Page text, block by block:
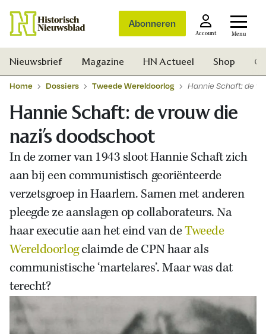
Abonneren
Account Menu
Zoek
Nieuwsbrief Magazine HN Actueel Shop
Home Dossiers Tweede Wereldoorlog Hannie Schaft: de
Hannie Schaft: de vrouw die
nazi’s doodschoot
In de zomer van 1943 sloot Hannie Schaft zich
aan bij een communistisch georiënteerde
verzetsgroep in Haarlem. Samen met anderen
pleegde ze aanslagen op collaborateurs. Na
haar executie aan het eind van deTweede
Wereldoorlogclaimde de CPN haar als
communistische ‘martelares’. Maar was dat
terecht?